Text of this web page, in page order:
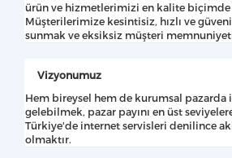
ürün ve hizmetlerimizi en kalite biçimde
Müşterilerimize kesintisiz, hızlı ve
sunmak ve eksiksiz müşteri
Vizyonumuz
Hem bireysel hem de kurumsal pazarda
gelebilmek, pazar payını en üst
Türkiye'de internet servisleri denilince
olmaktır.